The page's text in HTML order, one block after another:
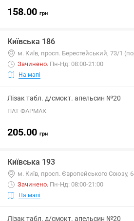
158.00 грн
Київська 186
м. Київ, просп. Берестейський, 73/1
Зачинено. Пн-Нд: 08:00-21:00
На мапі
Лізак табл. д/смокт. апельсин №20
ПАТ ФАРМАК
205.00 грн
Київська 193
м. Київ, просп. Європейського Союзу,
Зачинено. Пн-Нд: 08:00-21:00
На мапі
Лізак табл. д/смокт. апельсин №20